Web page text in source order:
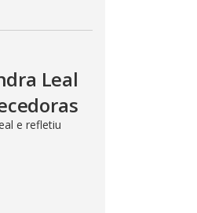
Leal
e refletiu